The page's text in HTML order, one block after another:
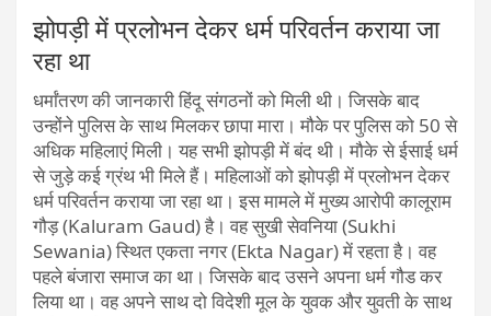
झोपड़ी में प्रलोभन देकर धर्म परिवर्तन कराया जा
रहा था
धर्मांतरण की जानकारी हिंदू संगठनों को मिली थी। जिसके बाद
उन्होंने पुलिस के साथ मिलकर छापा मारा। मौके पर पुलिस को 50 से
अधिक महिलाएं मिली। यह सभी झोपड़ी में बंद थी। मौके से ईसाई धर्म
से जुड़े कई ग्रंथ भी मिले हैं। महिलाओं को झोपड़ी में प्रलोभन देकर
धर्म परिवर्तन कराया जा रहा था। इस मामले में मुख्य आरोपी कालूराम
गौड़ (Kaluram Gaud) है। वह सुखी सेवनिया (Sukhi
Sewania) स्थित एकता नगर (Ekta Nagar) में रहता है। वह
पहले बंजारा समाज का था। जिसके बाद उसने अपना धर्म गौड कर
लिया था। वह अपने साथ दो विदेशी मूल के युवक और युवती के साथ